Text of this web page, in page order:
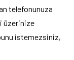
telefonunuza
üzerinize
istemezsiniz,